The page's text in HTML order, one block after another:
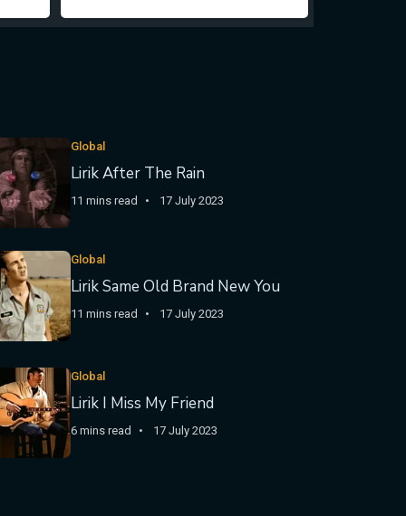
Global
Lirik After The Rain
11 mins read 17 July 2023
Global
Lirik Same Old Brand New You
11 mins read 17 July 2023
Global
Lirik I Miss My Friend
6 mins read 17 July 2023